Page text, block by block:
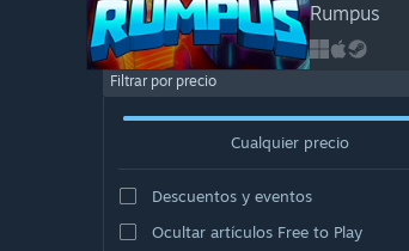
Rumpus
Filtrar por precio
Cualquier precio
Descuentos y eventos
Ocultar artículos Free to Play